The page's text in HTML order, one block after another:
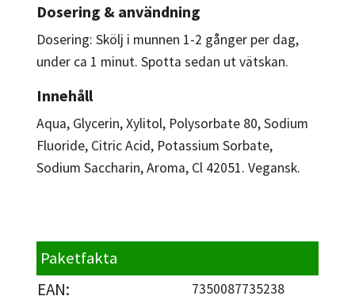
Dosering & användning
Dosering: Skölj i munnen 1-2 gånger per dag,
under ca 1 minut. Spotta sedan ut vätskan.
Innehåll
Aqua, Glycerin, Xylitol, Polysorbate 80, Sodium
Fluoride, Citric Acid, Potassium Sorbate,
Sodium Saccharin, Aroma, Cl 42051. Vegansk.
Paketfakta
EAN: 7350087735238